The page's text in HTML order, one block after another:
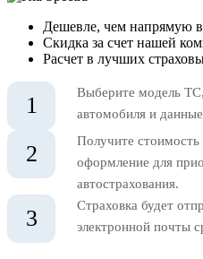
Дешевле, чем напрямую
Скидка за счет нашей
Расчет в лучших
1
Выберите модель
автомобиля и
2
Получите стоимость
оформление для
автострахования.
3
Страховка будет
электронной почты